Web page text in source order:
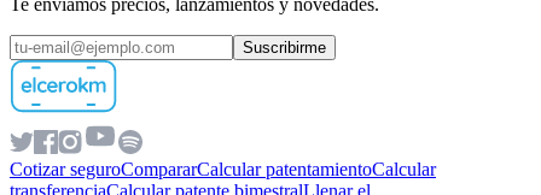
Te enviamos precios, lanzamientos y novedades.
Suscribirme
Cotizar seguroCompararCalcular patentamientoCalcular